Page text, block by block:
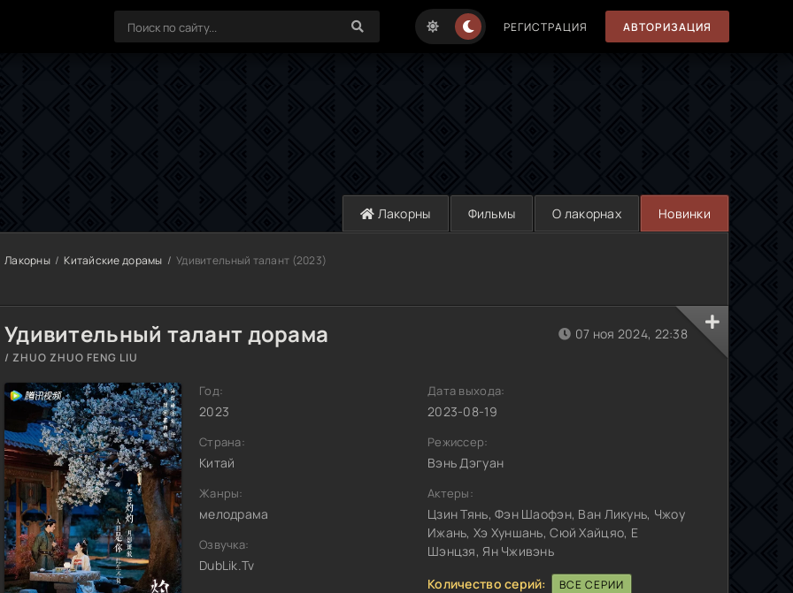
РЕГИСТРАЦИЯ АВТОРИЗАЦИЯ
Лакорны Фильмы О лакорнах Новинки
Лакорны Китайские дорамы Удивительный талант (2023)
Удивительный талант дорама
/ ZHUO ZHUO FENG LIU
Год:
2023
Страна:
Китай
Жанры:
мелодрама
Озвучка:
DubLik.Tv
07 ноя 2024, 22:38
Дата выхода:
2023-08-19
Режиссер:
Вэнь Дэгуан
Актеры:
Цзин Тянь, Фэн Шаофэн, Ван Ликунь, Чжоу
Ижань, Хэ Хуншань, Сюй Хайцяо, Е
Шэнцзя, Ян Чживэнь
Количество серий:
ВСЕ СЕРИИ